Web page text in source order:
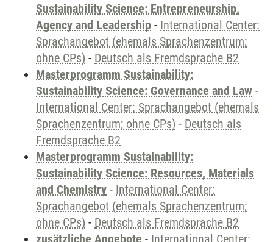
Sustainability Science: Entrepreneurship,
Agency and Leadership - International Center:
Sprachangebot (ehemals Sprachenzentrum;
ohne CPs) - Deutsch als Fremdsprache B2
Masterprogramm Sustainability:
Sustainability Science: Governance and Law -
International Center: Sprachangebot (ehemals
Sprachenzentrum; ohne CPs) - Deutsch als
Fremdsprache B2
Masterprogramm Sustainability:
Sustainability Science: Resources, Materials
and Chemistry - International Center:
Sprachangebot (ehemals Sprachenzentrum;
ohne CPs) - Deutsch als Fremdsprache B2
zusätzliche Angebote - International Center: